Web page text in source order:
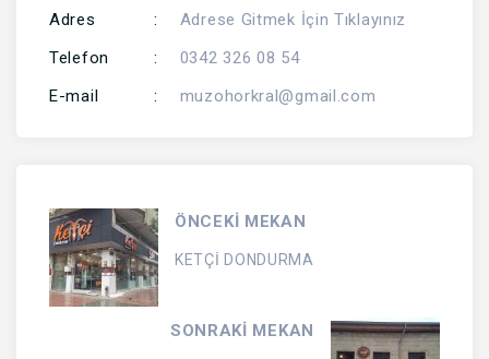
Adres :
Adrese Gitmek İçin Tıklayınız
Telefon
:
0342 326 08 54
E-mail
: muzohorkral@gmail.com
ÖNCEKİ MEKAN
KETÇİ DONDURMA
SONRAKİ MEKAN